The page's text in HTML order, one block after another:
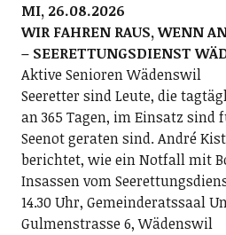
MI, 26.08.2026
WIR FAHREN RAUS, WENN
– SEERETTUNGSDIENST
Aktive Senioren Wädenswil
Seeretter sind Leute, die
an 365 Tagen, im Einsatz sind
Seenot geraten sind. André
berichtet, wie ein Notfall mit
Insassen vom
14.30 Uhr, Gemeinderatssaal
Gulmenstrasse 6, Wädenswil